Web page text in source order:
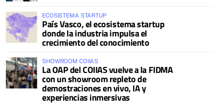
ECOSISTEMA STARTUP
País Vasco, el ecosistema startup
donde la industria impulsa el
crecimiento del conocimiento
SHOWROOM COIIAS
La OAP del COIIAS vuelve a la FIDMA
con un showroom repleto de
demostraciones en vivo, IA y
experiencias inmersivas